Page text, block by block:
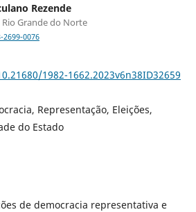
Rezende
Grande do Norte
0076
1982-1662.2023v6n38ID32659
Representação, Eleições,
do Estado
de democracia representativa e